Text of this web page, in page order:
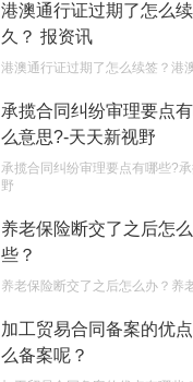
港澳通行证过期了怎么
久？ 报资讯
港澳通行证过期了怎么续签？港
承揽合同纠纷审理要点
么意思?-天天新视野
承揽合同纠纷审理要点有哪些?
野
养老保险断交了之后怎
些？
养老保险断交了之后怎么办？养
加工贸易合同备案的优
么备案呢？